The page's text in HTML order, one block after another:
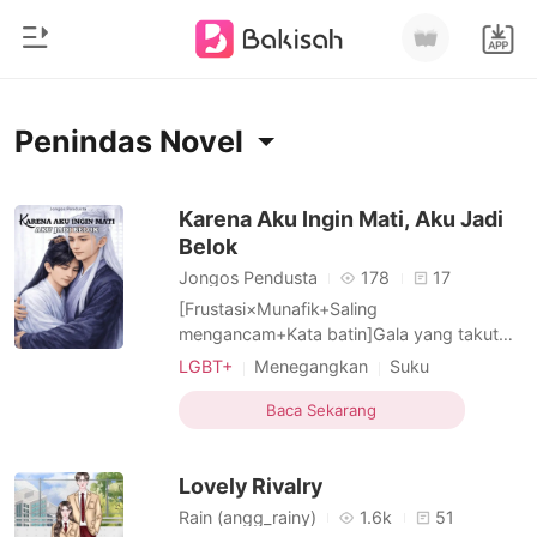
Riwayat Membaca
Keluar
Unduh Aplikasi
Beranda
Modern
Romantis
Cerita pendek
Siklus
Penindas Novel
Karena Aku Ingin Mati, Aku Jadi
Belok
Jongos Pendusta 178
17
[Frustasi×Munafik+Saling
mengancam+Kata batin]Gala yang takut
disakiti bertemu Lingga si pembenci pujian
menganiaya untuk bahagia, memeras untuk
bercinta. Fasik&Munafik berkolaborasi
LGBT+ Menegangkan
Suku
Perangkap
Kutukan Guru
Menarik
Urban
Penindas bxb Tragedi
Baca Sekarang
Lovely Rivalry
Rain (angg_rainy) 1.6k
51